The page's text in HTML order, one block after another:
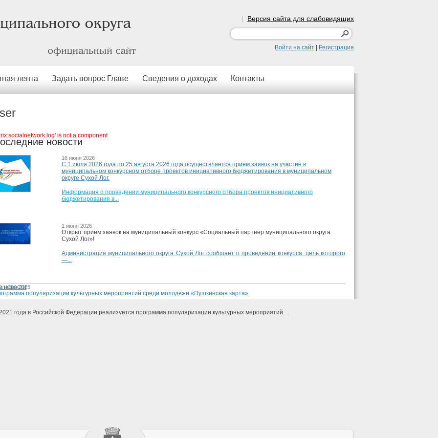
Версия сайта для слабовидящих
Войти на сайт Регистрация
лента Задать вопрос Главе Сведения о доходах Контакты
is not a component
новости
16 июня 2026
С 1 июля 2026 года по 25 августа 2026 года осуществляется прием заявок на участие в
муниципальном конкурсном отборе проектов инициативного бюджетирования в муниципальном
округе Сухой Лог.
Информация о проведении муниципального конкурсного отбора проектов инициативного
бюджетирования в...
1 июня 2026
Открыт приём заявок на муниципальный конкурс «Социальный партнер муниципального округа
Сухой Лог»!
Администрация муниципального округа Сухой Лог сообщает о проведении конкурса, цель которого
—...
2025
популяризации культурных мероприятий среди молодежи «Пушкинская карта»
года в Российской Федерации реализуется программа популяризации культурных мероприятий...
новости